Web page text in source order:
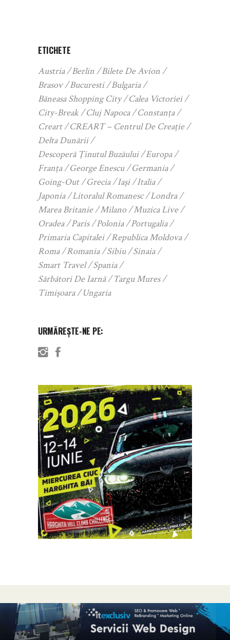
ETICHETE
Austria Berlin
Bilete De Avion
Brasov
Bucuresti
Bulgaria
Băneasa Shopping City
Calea Victoriei
City-Break
Cluj Napoca
Constanța
Creart
CREART – Centrul De Creație
Delta Dunării
Descoperă Ținutul Buzăului
Europa
Franța
George Enescu
Germania
Going-Out
Grecia Iași
Italia
Japonia
Litoralul Romanesc
Londra
Marea Britanie
Milano
Muzica Live
Oradea
Paris Polonia
Portugalia
Primaria Capitalei
Republica Moldova
Roma
Romania Sibiu
Sinaia
Smart Travel
Spania
Sărbători De Iarnă
Targu Mures
Timișoara
Ungaria
URMĂREȘTE-NE PE: